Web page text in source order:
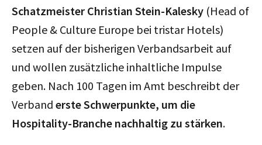
Schatzmeister Christian Stein-Kalesky (Head of
People & Culture Europe bei tristar Hotels)
setzen auf der bisherigen Verbandsarbeit auf
und wollen zusätzliche inhaltliche Impulse
geben. Nach 100 Tagen im Amt beschreibt der
Verband erste Schwerpunkte, um die
Hospitality-Branche nachhaltig zu stärken.